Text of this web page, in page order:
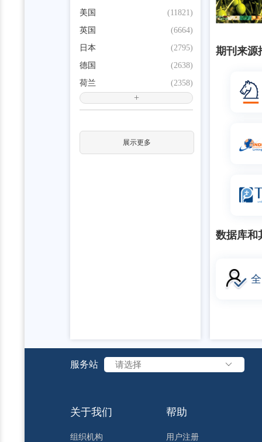
(11821)
美国
(6664)
英国
(2795)
日本
(2638)
德国
(2358)
荷兰
+
展示更多
期刊来源
数据库和
服务站 请选择
关于我们
组织机构
帮助
用户注册